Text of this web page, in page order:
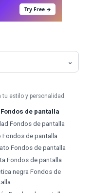
Try Free →
estilo y personalidad.
Fondos de pantalla
Fondos de pantalla
Fondos de pantalla
Fondos de pantalla
Fondos de pantalla
negra Fondos de